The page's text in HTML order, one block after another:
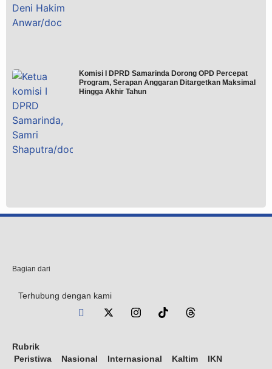
Komisi I DPRD Samarinda Dorong OPD Percepat
Program, Serapan Anggaran Ditargetkan Maksimal
Hingga Akhir Tahun
Bagian dari
Terhubung dengan kami
Rubrik
Peristiwa
Nasional Internasional Kaltim
IKN